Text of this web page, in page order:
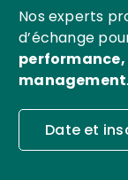
Nos experts
d’échange
management.
Date et